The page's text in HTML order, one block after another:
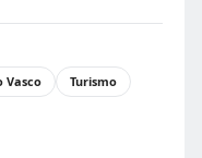
Vasco
Turismo